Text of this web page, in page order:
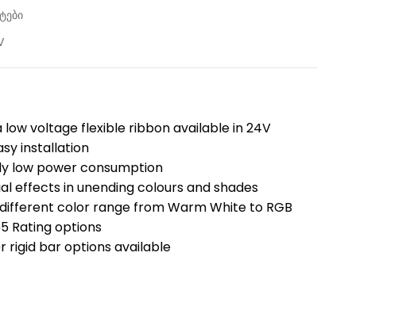
low voltage flexible ribbon available in 24V
installation
low power consumption
effects in unending colours and shades
color range from Warm White to RGB
Rating options
rigid bar options available